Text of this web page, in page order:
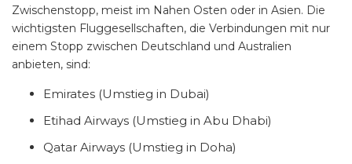
Zwischenstopp, meist im Nahen Osten oder in Asien. Die
wichtigsten Fluggesellschaften, die Verbindungen mit nur
einem Stopp zwischen Deutschland und Australien
anbieten, sind:
Emirates (Umstieg in Dubai)
Etihad Airways (Umstieg in Abu Dhabi)
Qatar Airways (Umstieg in Doha)